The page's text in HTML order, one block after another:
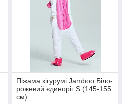
Піжама кігурумі Jamboo Біло-
рожевий єдиноріг S (145-155
см)